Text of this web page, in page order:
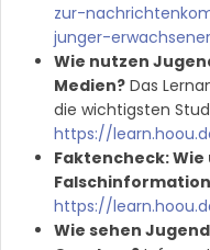
zur-
junger-
Wie nutzen
Medien? Das
die wichtigsten
https://
Faktencheck:
https://
Wie sehen